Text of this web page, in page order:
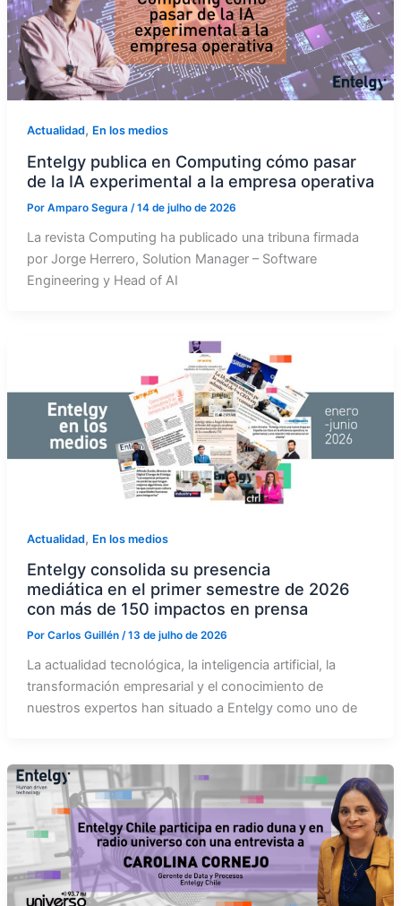
Actualidad, En los medios
Entelgy publica en Computing cómo pasar
de la IA experimental a la empresa operativa
Por Amparo Segura /14 de julho de 2026
La revista Computing ha publicado una tribuna firmada
por Jorge Herrero, Solution Manager – Software
Engineering y Head of AI
Actualidad, En los medios
Entelgy consolida su presencia
mediática en el primer semestre de 2026
con más de 150 impactos en prensa
Por Carlos Guillén /13 de julho de 2026
La actualidad tecnológica, la inteligencia artificial, la
transformación empresarial y el conocimiento de
nuestros expertos han situado a Entelgy como uno de